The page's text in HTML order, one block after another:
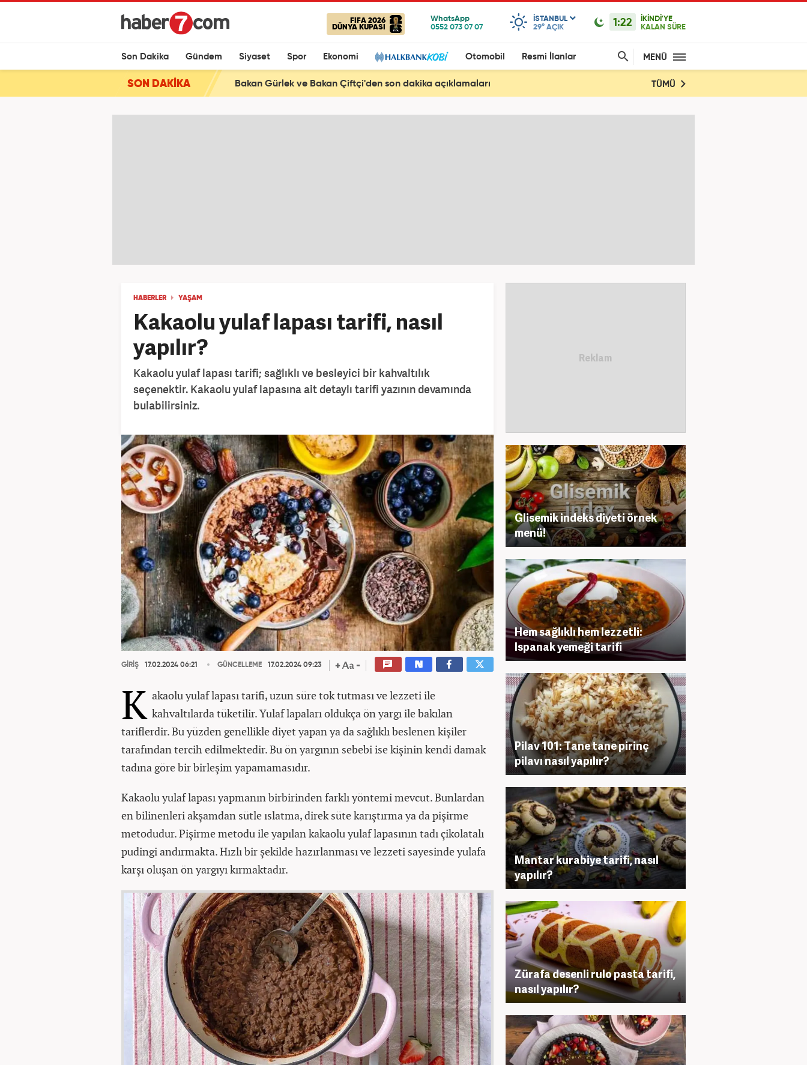
FIFA 2026
DÜNYA KUPASI
ISTANBUL
29° AÇIK 1:22
İKİNDİ'YE
KALAN SÜRE
Son Dakika Gündem Siyaset Spor Ekonomi Otomobil Resmi İlanlar MENÜ
SON DAKİKA Bakan Gürlek ve Bakan Çiftçi'den son dakika açıklamaları TÜMÜ
HABERLER YAŞAM
Kakaolu yulaf lapası tarifi, nasıl
yapılır?
Kakaolu yulaf lapası tarifi; sağlıklı ve besleyici bir kahvaltılık
seçenektir. Kakaolu yulaf lapasına ait detaylı tarifi yazının devamında
bulabilirsiniz.
GİRİŞ 17.02.2024 06:21 GÜNCELLEME 17.02.2024 09:23
K akaolu yulaf lapası tarifi, uzun süre tok tutması ve lezzeti ile
kahvaltılarda tüketilir. Yulaf lapaları oldukça ön yargı ile bakılan
tariflerdir. Bu yüzden genellikle diyet yapan ya da sağlıklı beslenen kişiler
tarafından tercih edilmektedir. Bu ön yargının sebebi ise kişinin kendi damak
tadına göre bir birleşim yapamamasıdır.
Kakaolu yulaf lapası yapmanın birbirinden farklı yöntemi mevcut. Bunlardan
en bilinenleri akşamdan sütle ıslatma, direk süte karıştırma ya da pişirme
metodudur. Pişirme metodu ile yapılan kakaolu yulaf lapasının tadı çikolatalı
pudingi andırmakta. Hızlı bir şekilde hazırlanması ve lezzeti sayesinde yulafa
karşı oluşan ön yargıyı kırmaktadır.
Glisemik indeks diyeti örnek
menü!
Hem sağlıklı hem lezzetli:
Ispanak yemeği tarifi
Pilav 101: Tane tane pirinç
pilavı nasıl yapılır?
Mantar kurabiye tarifi, nasıl
yapılır?
Zürafa desenli rulo pasta tarifi,
nasıl yapılır?